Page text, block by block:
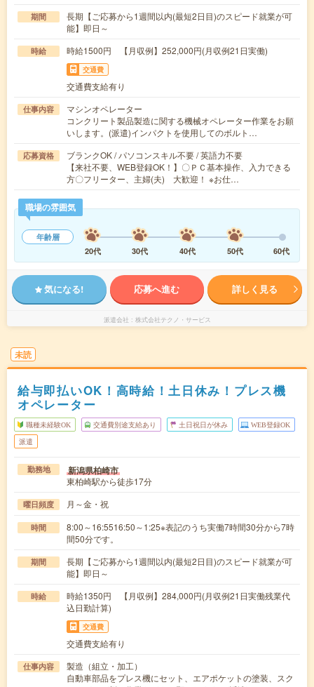
期間
長期【ご応募から1週間以内(最短2日目)のスピード就業が可
能】即日～
時給 時給1500円 【月収例】252,000円(月収例21日実働)
交通費
交通費支給有り
仕事内容
マシンオペレーター
コンクリート製品製造に関する機械オペレーター作業をお願
いします。(派遣)インパクトを使用してのボルト…
応募資格
ブランクOK / パソコンスキル不要 / 英語力不要
【来社不要、WEB登録OK！】〇ＰＣ基本操作、入力できる
方〇フリーター、主婦(夫) 大歓迎！ ※お仕…
職場の雰囲気
年齢層
20代
30代 40代 50代 60代
気になる! 応募へ進む 詳しく見る
派遣会社 株式会社テクノ・サービス
未読
給与即払いOK！高時給！土日休み！プレス機
オペレーター
職種未経験OK 交通費別途支給あり 土日祝日が休み WEB登録OK
派遣
勤務地 新潟県柏崎市
東柏崎駅から徒歩17分
曜日頻度 月～金・祝
時間
8:00～16:5516:50～1:25※表記のうち実働7時間30分から7時
間50分です。
期間
長期【ご応募から1週間以内(最短2日目)のスピード就業が可
能】即日～
時給
時給1350円 【月収例】284,000円(月収例21日実働残業代
込日勤計算)
交通費
交通費支給有り
仕事内容
製造（組立・加工）
自動車部品をプレス機にセット、エアポケットの塗装、スク